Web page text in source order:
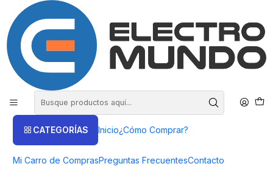
CATEGORÍAS Inicio¿Cómo Comprar?
Mi Carro de ComprasPreguntas FrecuentesContacto
COMPRA HASTA EN 3 CUOTAS SIN INTERES
Inicio Victorinox Accesorios
Estuche Victorinox 33 Cuero Café 111mm. - Electromundo